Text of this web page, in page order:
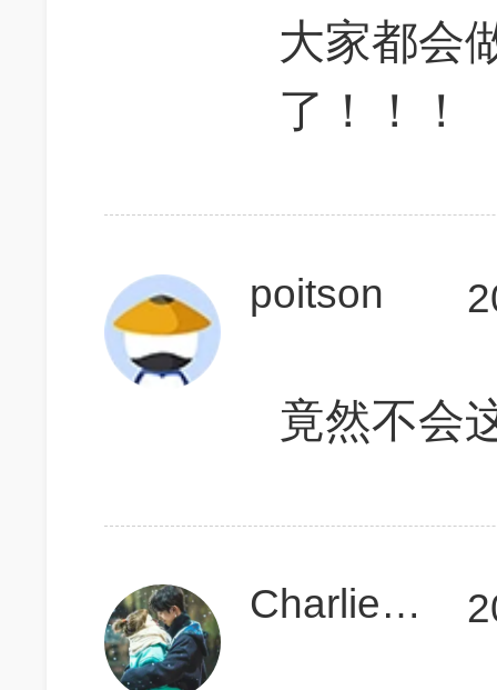
大家都会
了！！！
poitson
竟然不会
Charlie张茵茵